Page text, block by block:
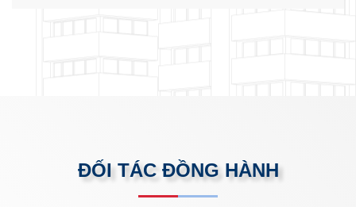
ĐỐI TÁC ĐỒNG HÀNH